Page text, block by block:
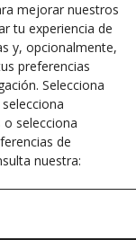
mejorar nuestros
tu experiencia de
y, opcionalmente,
preferencias
Selecciona
o selecciona
de
nuestra: